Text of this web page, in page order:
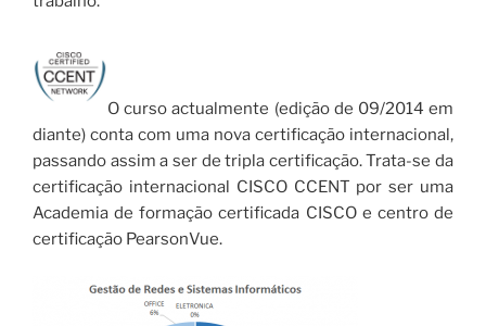
O curso actualmente (edição de 09/2014 em
diante) conta com uma nova certificação internacional,
passando assim a ser de tripla certificação. Trata-se da
certificação internacional CISCO CCENT por ser uma
Academia de formação certificada CISCO e centro de
certificação PearsonVue.